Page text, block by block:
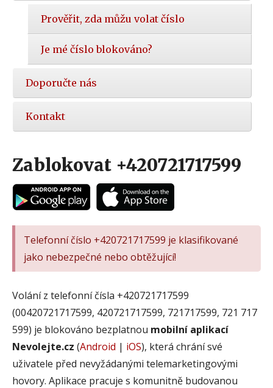
Prověřit, zda můžu volat číslo
Je mé číslo blokováno?
Doporučte nás
Kontakt
Zablokovat +420721717599
Telefonní číslo +420721717599 je klasifikované
jako nebezpečné nebo obtěžující!
Volání z telefonní čísla +420721717599
(00420721717599, 420721717599, 721717599, 721 717
599) je blokováno bezplatnou mobilní aplikací
Nevolejte.cz (Android | iOS), která chrání své
uživatele před nevyžádanými telemarketingovými
hovory. Aplikace pracuje s komunitně budovanou